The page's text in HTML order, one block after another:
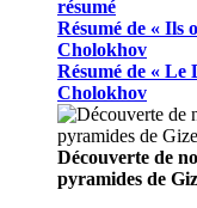
résumé
Résumé de « Ils
Cholokhov
Résumé de « Le
Cholokhov
Découverte de
pyramides de